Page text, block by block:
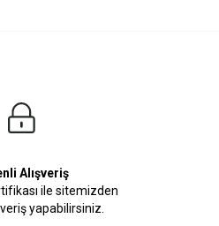
Alışveriş
ile sitemizden
yapabilirsiniz.